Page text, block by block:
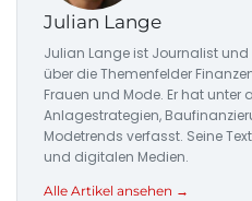
Julian Lange
Julian Lange ist Journalist
über die Themenfelder
Frauen und Mode. Er hat unter
Anlagestrategien,
Modetrends verfasst. Seine
und digitalen Medien.
Alle Artikel ansehen →